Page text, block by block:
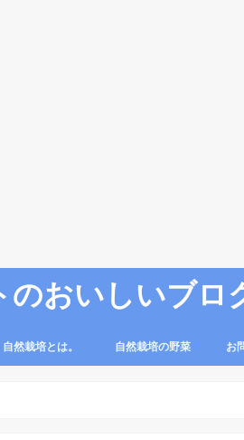
のおいしいブロ
自然栽培とは。 自然栽培の野菜 お